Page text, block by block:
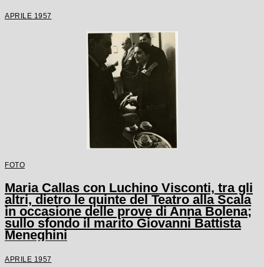
APRILE 1957
FOTO
Maria Callas con Luchino Visconti, tra gli
altri, dietro le quinte del Teatro alla Scala
in occasione delle prove di Anna Bolena;
sullo sfondo il marito Giovanni Battista
Meneghini
APRILE 1957